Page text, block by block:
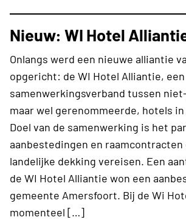
Nieuw: WI Hotel
Onlangs werd een nieuwe alliantie
opgericht: de WI Hotel Alliantie, een
samenwerkingsverband tussen
maar wel gerenommeerde, hotels
Doel van de samenwerking is het
aanbestedingen en raamcontracten
landelijke dekking vereisen. Een
de WI Hotel Alliantie won een
gemeente Amersfoort. Bij de Wi
momenteel […]